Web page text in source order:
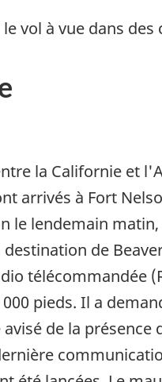
vol à vue dans
la Californie et
arrivés à Fort
lendemain
de
télécommandée
pieds. Il a
de la